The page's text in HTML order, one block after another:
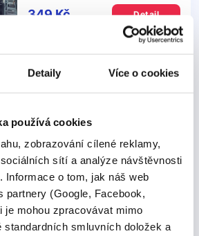
Detaily Více o cookies
používá cookies
zobrazování cílené reklamy,
sítí a analýze návštěvnosti
Informace o tom, jak náš web
partnery (Google, Facebook,
je mohou zpracovávat mimo
standardních smluvních doložek a
349 Kč Detail
fráze v této kategorii našeho
I'm a bit nervous; it's
time flying this far.
a bit nervous; it's my first time
nervózní; letím poprvé takhle daleko.